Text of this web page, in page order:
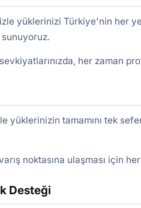
yüklerinizi Türkiye'nin her
sunuyoruz.
her zaman
yüklerinizin tamamını tek
noktasına ulaşması için
Desteği